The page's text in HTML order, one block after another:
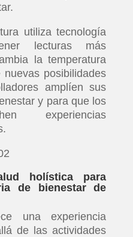
utiliza tecnología
lecturas más
la temperatura
posibilidades
amplíen sus
y para que los
experiencias
holística para
de bienestar de
una experiencia
de las actividades